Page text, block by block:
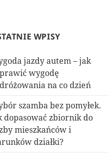
WPISY
jazdy autem – jak
wygodę
na co dzień
szamba bez pomyłek.
dopasować zbiornik do
mieszkańców i
działki?